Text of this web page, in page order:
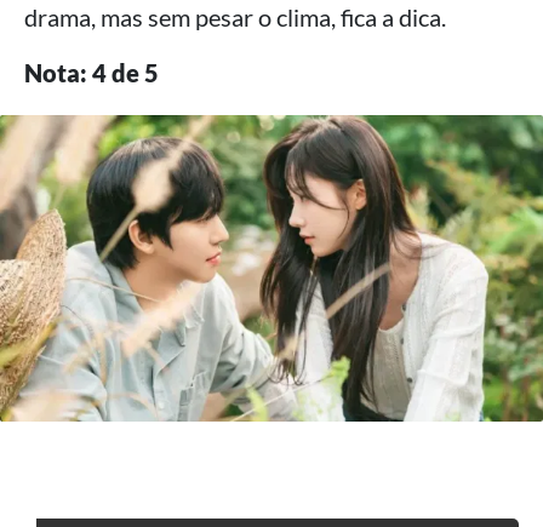
drama, mas sem pesar o clima, fica a dica.
Nota: 4 de 5